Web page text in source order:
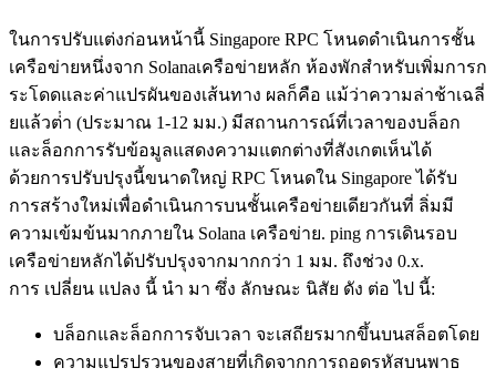
ในการปรับแต่งก่อนหน้านี้ Singapore RPC โหนดดําเนินการชั้น
เครือข่ายหนึ่งจาก Solanaเครือข่ายหลัก ห้องพักสําหรับเพิ่มการก
ระโดดและค่าแปรผันของเส้นทาง ผลก็คือ แม้ว่าความล่าช้าเฉลี่
ยแล้วต่ํา (ประมาณ 1-12 มม.) มีสถานการณ์ที่เวลาของบล็อก
และล็อกการรับข้อมูลแสดงความแตกต่างที่สังเกตเห็นได้
ด้วยการปรับปรุงนี้ขนาดใหญ่ RPC โหนดใน Singapore ได้รับ
การสร้างใหม่เพื่อดําเนินการบนชั้นเครือข่ายเดียวกันที่ ลิ่มมี
ความเข้มข้นมากภายใน Solana เครือข่าย. ping การเดินรอบ
เครือข่ายหลักได้ปรับปรุงจากมากกว่า 1 มม. ถึงช่วง 0.x.
การ เปลี่ยน แปลง นี้ นํา มา ซึ่ง ลักษณะ นิสัย ดัง ต่อ ไป นี้:
บล็อกและล็อกการจับเวลา จะเสถียรมากขึ้นบนสล็อตโดย
ความแปรปรวนของสายที่เกิดจากการถอดรหัสบนพาธ